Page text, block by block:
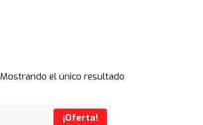
Mostrando el único resultado
¡Oferta!